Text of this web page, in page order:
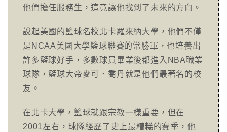
他們擔任服務生，這竟讓他找到了未來的方向。
說起美國的籃球名校北卡羅來納大學，他們不僅
是NCAA美國大學籃球聯賽的常勝軍，也培養出
許多籃球好手，多數球員畢業後都進入NBA職業
球隊，籃球大帝麥可．喬丹就是他們最著名的校
友。
在北卡大學，籃球就跟宗教一樣重要，但在
2001左右，球隊經歷了史上最糟糕的賽季，他